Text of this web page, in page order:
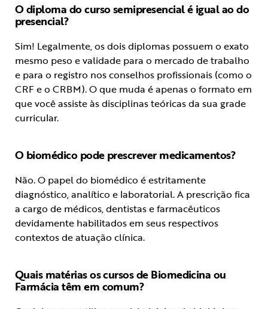
O diploma do curso semipresencial é igual ao do
presencial?
Sim! Legalmente, os dois diplomas possuem o exato
mesmo peso e validade para o mercado de trabalho
e para o registro nos conselhos profissionais (como o
CRF e o CRBM). O que muda é apenas o formato em
que você assiste às disciplinas teóricas da sua grade
curricular.
O biomédico pode prescrever medicamentos?
Não. O papel do biomédico é estritamente
diagnóstico, analítico e laboratorial. A prescrição fica
a cargo de médicos, dentistas e farmacêuticos
devidamente habilitados em seus respectivos
contextos de atuação clínica.
Quais matérias os cursos de Biomedicina ou
Farmácia têm em comum?